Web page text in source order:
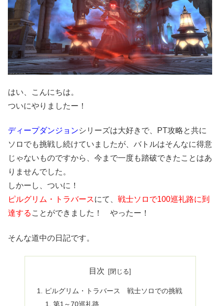
はい、こんにちは。
ついにやりましたー！
ディープダンジョンシリーズは大好きで、PT攻略と共に
ソロでも挑戦し続けていましたが、バトルはそんなに得意
じゃないものですから、今まで一度も踏破できたことはあ
りませんでした。
しかーし、ついに！
ピルグリム・トラバースにて、 戦士ソロで100巡礼路に到
達する ことができました！ やったー！
そんな道中の日記です。
目次
ピルグリム・トラバース 戦士ソロでの挑戦
第1～70巡礼路